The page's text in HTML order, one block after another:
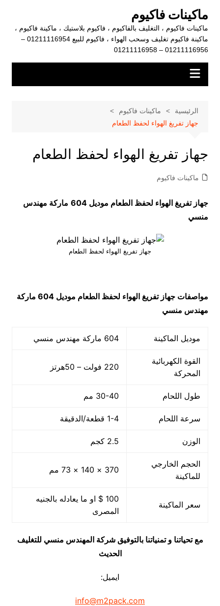
المحتوى
ماكينات فاكيوم
ماكينات فاكيوم ، التغليف بالفاكيوم ، فاكيوم بلاستيك ، ماكينة فاكيوم ،
ماكينة فاكيوم تغليف وسحب الهواء ، فاكيوم للبيع 01211116954 –
01211116956 – 01211116958
الرئيسية
ماكينات فاكيوم
جهاز تفريغ الهواء لحفظ الطعام
جهاز تفريغ الهواء لحفظ الطعام
ماكينات فاكيوم
جهاز تفريغ الهواء لحفظ الطعام موديل 604
ماركة مهندس
منسي
جهاز تفريغ الهواء لحفظ الطعام
مواصفات جهاز تفريغ الهواء لحفظ الطعام موديل 604
ماركة
مهندس منسي
موديل الماكينة 604 ماركة مهندس منسي
القوة الكهربائية
المحركة
220 فولت – 50هرتز
طول اللحام 30-40 مم
سرعة اللحام 1-4 قطعة/الدقيقة
الوزن 2.5 كجم
الحجم الخارجي
للماكينة
370 × 140 × 73 مم
سعر الماكينة
100 $ او ما يعادله بالجنيه
المصرى
مع تحياتنا و تمنياتنا بالتوفيق شركة المهندس منسي للتغليف
الحديث
ايميل:
info@m2pack.com